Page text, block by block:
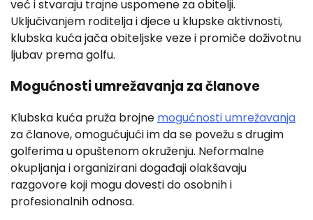
već i stvaraju trajne uspomene za obitelji.
Uključivanjem roditelja i djece u klupske aktivnosti,
klubska kuća jača obiteljske veze i promiče doživotnu
ljubav prema golfu.
Mogućnosti umrežavanja za članove
Klubska kuća pruža brojne mogućnosti umrežavanja
za članove, omogućujući im da se povežu s drugim
golferima u opuštenom okruženju. Neformalne
okupljanja i organizirani događaji olakšavaju
razgovore koji mogu dovesti do osobnih i
profesionalnih odnosa.